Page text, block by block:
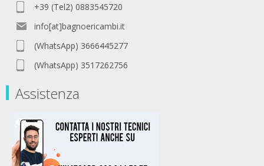
+39 (Tel2) 0883545720
info[at]bagnoericambi.it
(WhatsApp) 3666445277
(WhatsApp) 3517262756
Assistenza